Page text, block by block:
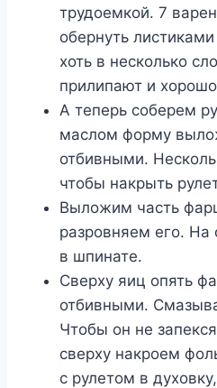
трудоемкой. 7
обернуть
хоть в несколько
прилипают и
А теперь соберем
маслом форму
отбивными.
чтобы накрыть
Выложим часть
разровняем его.
в шпинате.
Сверху яиц опять
отбивными.
Чтобы он не
сверху накроем
с рулетом в